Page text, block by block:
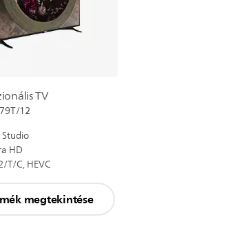
TV
12
HD
T/C, HEVC
megtekintése